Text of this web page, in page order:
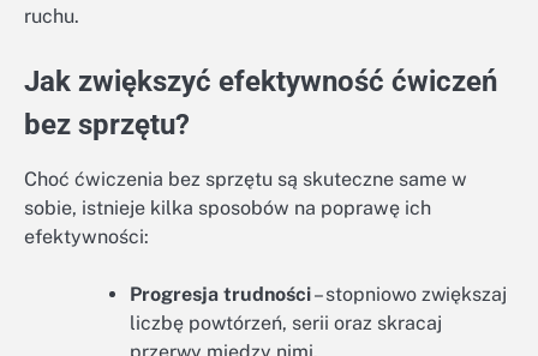
ruchu.
Jak zwiększyć efektywność ćwiczeń
bez sprzętu?
Choć ćwiczenia bez sprzętu są skuteczne same w
sobie, istnieje kilka sposobów na poprawę ich
efektywności:
Progresja trudności– stopniowo zwiększaj
liczbę powtórzeń, serii oraz skracaj